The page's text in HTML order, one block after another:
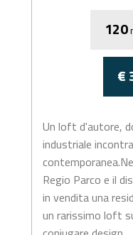
120
€
Un loft d'autore,
industriale
Regio Parco e il
in vendita una
un rarissimo loft